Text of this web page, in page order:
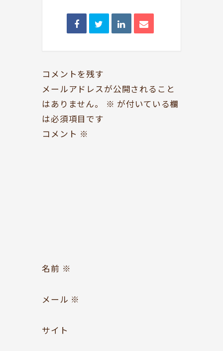
CAFE
開いてる？
SCHEDULE AUDIO
ドッグセラピー
KOKORO SUPPORT
イベント情報
コメントを残す
メールアドレスが公開されること
はありません。
※ が付いている欄
は必須項目です
コメント ※
名前 ※
メール ※
サイト